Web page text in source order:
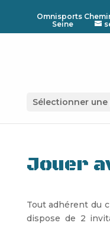
Omnisports
Seine
Sélectionner une
Jouer
Tout adhérent du
dispose de 2